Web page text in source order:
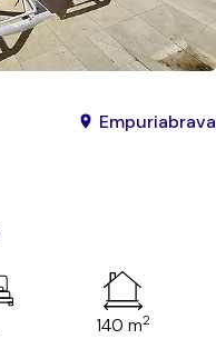
Empuriabrava
140 m2